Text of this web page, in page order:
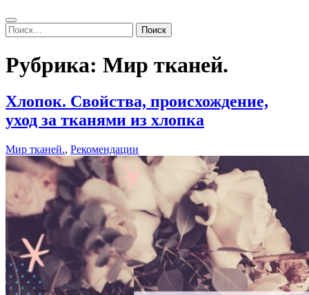
Search
Найти:
Рубрика: Мир тканей.
Хлопок. Свойства, происхождение,
уход за тканями из хлопка
Мир тканей., Рекомендации